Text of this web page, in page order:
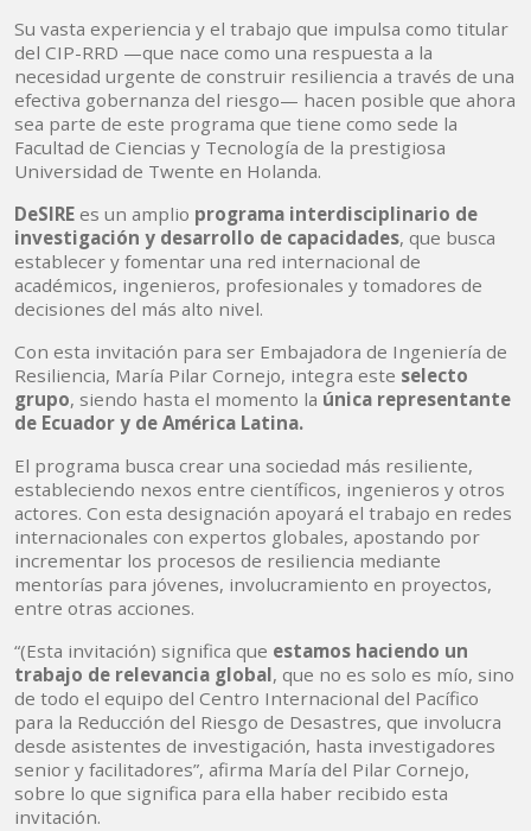
Su vasta experiencia y el trabajo que impulsa como titular
del CIP-RRD —que nace como una respuesta a la
necesidad urgente de construir resiliencia a través de una
efectiva gobernanza del riesgo— hacen posible que ahora
sea parte de este programa que tiene como sede la
Facultad de Ciencias y Tecnología de la prestigiosa
Universidad de Twente en Holanda.
DeSIRE es un amplio programa interdisciplinario de
investigación y desarrollo de capacidades, que busca
establecer y fomentar una red internacional de
académicos, ingenieros, profesionales y tomadores de
decisiones del más alto nivel.
Con esta invitación para ser Embajadora de Ingeniería de
Resiliencia, María Pilar Cornejo, integra este selecto
grupo, siendo hasta el momento la única representante
de Ecuador y de América Latina.
El programa busca crear una sociedad más resiliente,
estableciendo nexos entre científicos, ingenieros y otros
actores. Con esta designación apoyará el trabajo en redes
internacionales con expertos globales, apostando por
incrementar los procesos de resiliencia mediante
mentorías para jóvenes, involucramiento en proyectos,
entre otras acciones.
“(Esta invitación) significa que estamos haciendo un
trabajo de relevancia global, que no es solo es mío, sino
de todo el equipo del Centro Internacional del Pacífico
para la Reducción del Riesgo de Desastres, que involucra
desde asistentes de investigación, hasta investigadores
senior y facilitadores”, afirma María del Pilar Cornejo,
sobre lo que significa para ella haber recibido esta
invitación.